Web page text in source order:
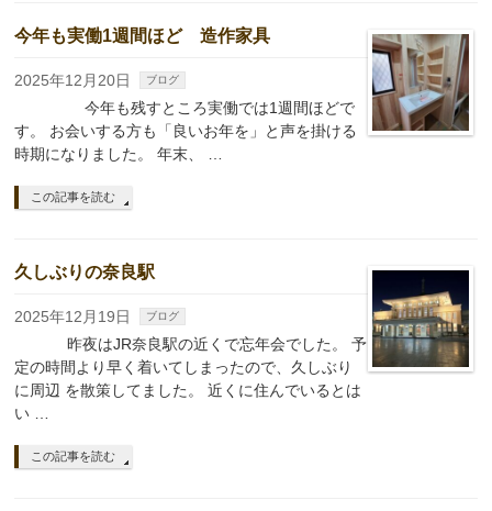
今年も実働1週間ほど 造作家具
2025年12月20日 ブログ
今年も残すところ実働では1週間ほどで
す。 お会いする方も「良いお年を」と声を掛ける
時期になりました。 年末、 …
この記事を読む
久しぶりの奈良駅
2025年12月19日 ブログ
昨夜はJR奈良駅の近くで忘年会でした。 予
定の時間より早く着いてしまったので、久しぶり
に周辺 を散策してました。 近くに住んでいるとは
い …
この記事を読む